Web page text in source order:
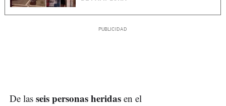
De las seis personas heridas en el